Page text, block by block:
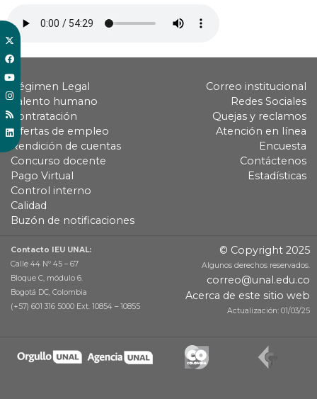
Régimen Legal
Talento humano
Contratación
Ofertas de empleo
Rendición de cuentas
Concurso docente
Pago Virtual
Control interno
Calidad
Buzón de notificaciones
Correo institucional
Redes Sociales
Quejas y reclamos
Atención en línea
Encuesta
Contáctenos
Estadísticas
Contacto IEU UNAL:
Calle 44 Nº 45 – 67
Bloque C, módulo 6.
Bogotá DC, Colombia
(+57) 601 316 5000 Ext. 10854 – 10855
© Copyright 2025
Algunos derechos reservados.
correo@unal.edu.co
Acerca de este sitio web
Actualización: 01/03/25